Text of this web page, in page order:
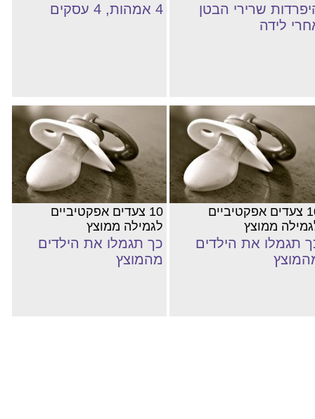
שרירי הבטן
לידה
4 אמהות, 4 עסקים
10 צעדים אפקטיביים
ממוצץ
תגמלו את הילדים
10 צעדים אפקטיביים
לגמילה ממוצץ
כך תגמלו את הילדים
מהמוצץ